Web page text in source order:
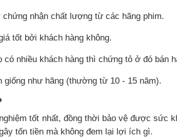
nhận chất lượng từ các hãng phim.
tốt bởi khách hàng không.
nhiều khách hàng thì chứng tỏ ở đó bán
như hãng (thường từ 10 - 15 năm).
tốt nhất, đồng thời bảo vệ được sức
tốn tiền mà không đem lại lợi ích gì.